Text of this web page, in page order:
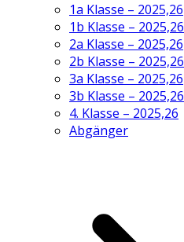
1a Klasse – 2025,26
1b Klasse – 2025,26
2a Klasse – 2025,26
2b Klasse – 2025,26
3a Klasse – 2025,26
3b Klasse – 2025,26
4. Klasse – 2025,26
Abgänger